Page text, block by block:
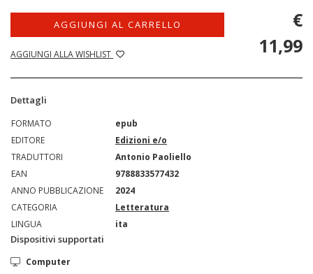
AGGIUNGI AL CARRELLO
AGGIUNGI ALLA WISHLIST
€
11,99
Dettagli
FORMATO
epub
EDITORE
Edizioni e/o
TRADUTTORI
Antonio Paoliello
EAN
9788833577432
ANNO PUBBLICAZIONE
2024
CATEGORIA
Letteratura
LINGUA
ita
Dispositivi supportati
Computer